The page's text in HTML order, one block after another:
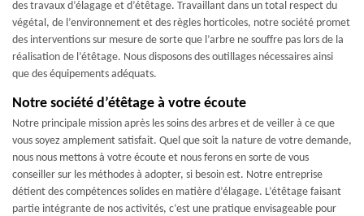
des travaux d’élagage et d’étêtage. Travaillant dans un total respect du
végétal, de l’environnement et des règles horticoles, notre société promet
des interventions sur mesure de sorte que l’arbre ne souffre pas lors de la
réalisation de l’étêtage. Nous disposons des outillages nécessaires ainsi
que des équipements adéquats.
Notre société d’étêtage à votre écoute
Notre principale mission après les soins des arbres et de veiller à ce que
vous soyez amplement satisfait. Quel que soit la nature de votre demande,
nous nous mettons à votre écoute et nous ferons en sorte de vous
conseiller sur les méthodes à adopter, si besoin est. Notre entreprise
détient des compétences solides en matière d’élagage. L’étêtage faisant
partie intégrante de nos activités, c’est une pratique envisageable pour